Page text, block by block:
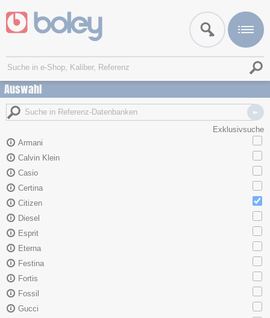
Auswahl
Exklusivsuche
Armani
Calvin Klein
Casio
Certina
Citizen
Diesel
Esprit
Eterna
Festina
Fortis
Fossil
Gucci